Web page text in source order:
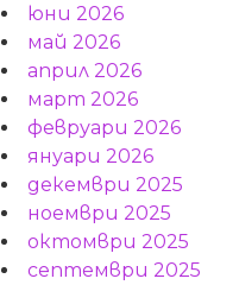
юни 2026
май 2026
април 2026
март 2026
февруари 2026
януари 2026
декември 2025
ноември 2025
октомври 2025
септември 2025